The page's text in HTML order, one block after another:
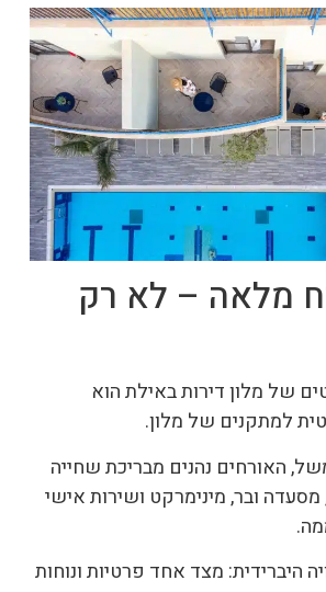
מלאה – לא רק
של מלון דירות באילת הוא
למתקנים של מלון.
האורחים נהנים מבריכת שחייה
ובר, מינימרקט ושירות אישי
היברידית: מצד אחד פרטיות ונוחות